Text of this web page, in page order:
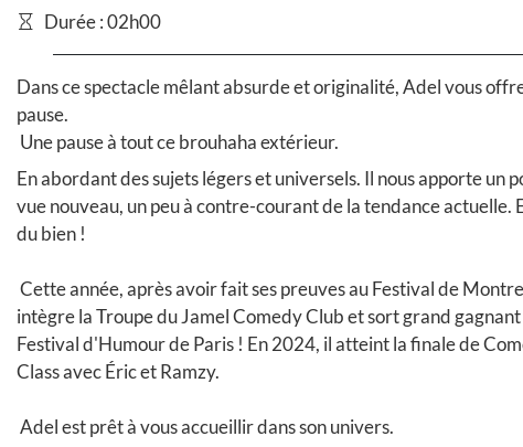
Durée : 02h00
Dans ce spectacle mêlant absurde et originalité, Adel vous
pause.
Une pause à tout ce brouhaha extérieur.
En abordant des sujets légers et universels. Il nous apporte un
vue nouveau, un peu à contre-courant de la tendance actuelle.
du bien !
Cette année, après avoir fait ses preuves au Festival de
intègre la Troupe du Jamel Comedy Club et sort grand
Festival d'Humour de Paris ! En 2024, il atteint la finale de
Class avec Éric et Ramzy.
Adel est prêt à vous accueillir dans son univers.